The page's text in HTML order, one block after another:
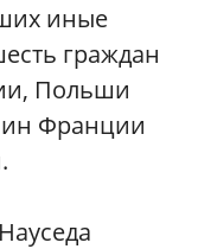
иные
граждан
Польши
Франции